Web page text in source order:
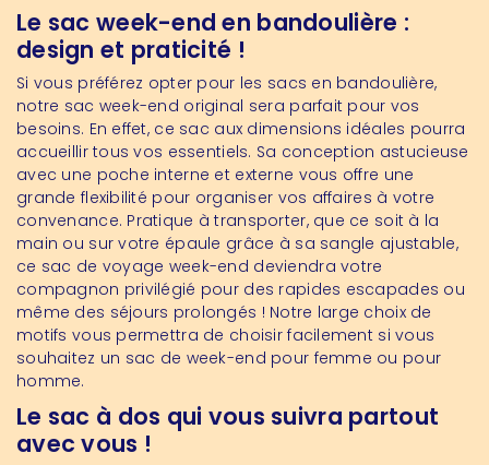
Le sac week-end en bandoulière :
design et praticité !
Si vous préférez opter pour les sacs en bandoulière,
notre sac week-end original sera parfait pour vos
besoins. En effet, ce sac aux dimensions idéales pourra
accueillir tous vos essentiels. Sa conception astucieuse
avec une poche interne et externe vous offre une
grande flexibilité pour organiser vos affaires à votre
convenance. Pratique à transporter, que ce soit à la
main ou sur votre épaule grâce à sa sangle ajustable,
ce sac de voyage week-end deviendra votre
compagnon privilégié pour des rapides escapades ou
même des séjours prolongés ! Notre large choix de
motifs vous permettra de choisir facilement si vous
souhaitez un sac de week-end pour femme ou pour
homme.
Le sac à dos qui vous suivra partout
avec vous !